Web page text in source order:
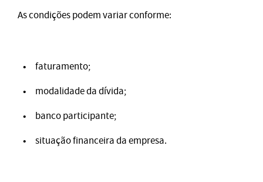
As condições podem variar conforme:
faturamento;
modalidade da dívida;
banco participante;
situação financeira da empresa.